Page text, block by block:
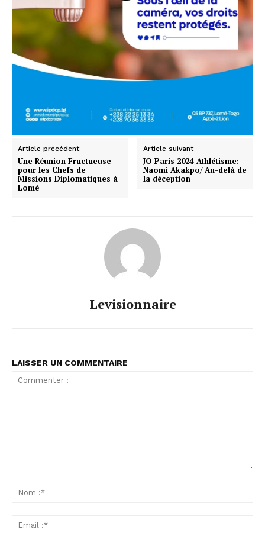
Article précédent
Une Réunion Fructueuse
pour les Chefs de
Missions Diplomatiques à
Lomé
Article suivant
JO Paris 2024-Athlétisme:
Naomi Akakpo/ Au-delà de
la déception
Levisionnaire
LAISSER UN COMMENTAIRE